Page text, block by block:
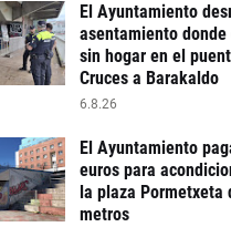
El Ayuntamiento
asentamiento
sin hogar en el
Cruces a Barakaldo
6.8.26
El Ayuntamiento
euros para
la plaza Pormetxeta
metros